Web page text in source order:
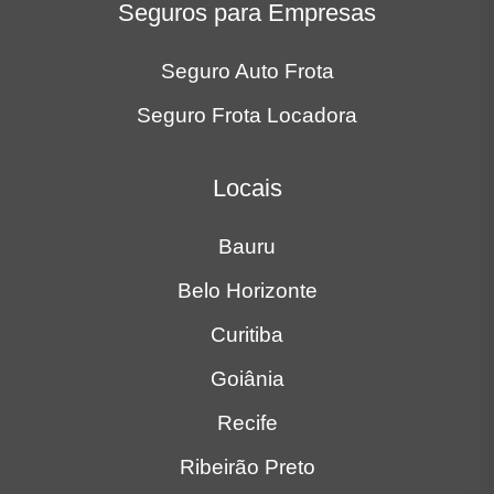
Seguros para Empresas
Seguro Auto Frota
Seguro Frota Locadora
Locais
Bauru
Belo Horizonte
Curitiba
Goiânia
Recife
Ribeirão Preto